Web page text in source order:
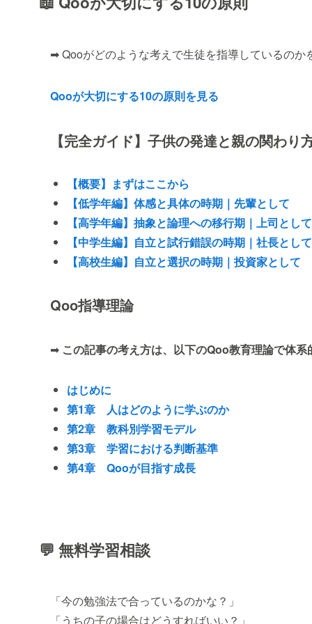
➡ Qooがどのような考えで生徒を指導しているのか
Qooが大切にする10の原則を見る
【完全ガイド】子供の発達と親の関わり
【概要】まずはここから
【低学年編】体感と具体の時期｜先輩として
【高学年編】抽象と論理への移行期｜上司として
【中学生編】自立と試行錯誤の時期｜社長として
【高校生編】自立と選択の時期｜投資家として
Qoo指導理論
➡ この記事の考え方は、以下のQoo教育理論で体系
はじめに
第1章 人はどのように学ぶのか
第2章 教科別学習モデル
第3章 学習における判断基準
第4章 Qooが目指す成長
💬 無料学習相談
「今の勉強法で合っているのかな？」
「うちの子の場合はどうすればいい？」